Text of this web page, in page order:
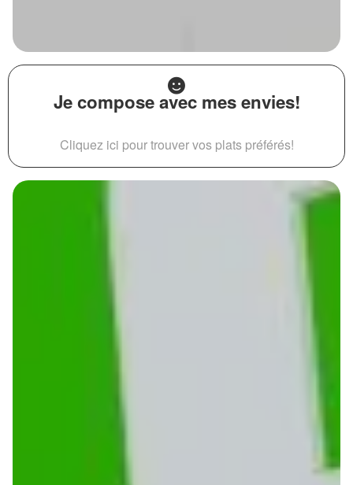
Je compose avec mes envies!
Cliquez ici pour trouver vos plats préférés!